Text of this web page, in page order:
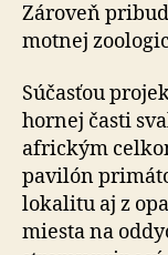
Zároveň
mot­nej
Súčasťou
hornej časti
africkým
pavilón
lokalitu aj z
miesta na